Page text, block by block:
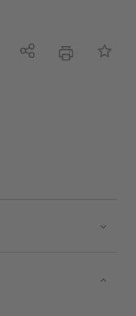
Condividistamparealla